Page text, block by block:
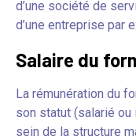
d’une société de
d’une entreprise par
Salaire du
La rémunération du
son statut (salarié ou
sein de la structure